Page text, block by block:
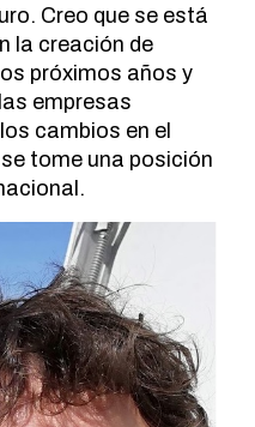
Creo que se está
la creación de
próximos años y
empresas
cambios en el
tome una posición